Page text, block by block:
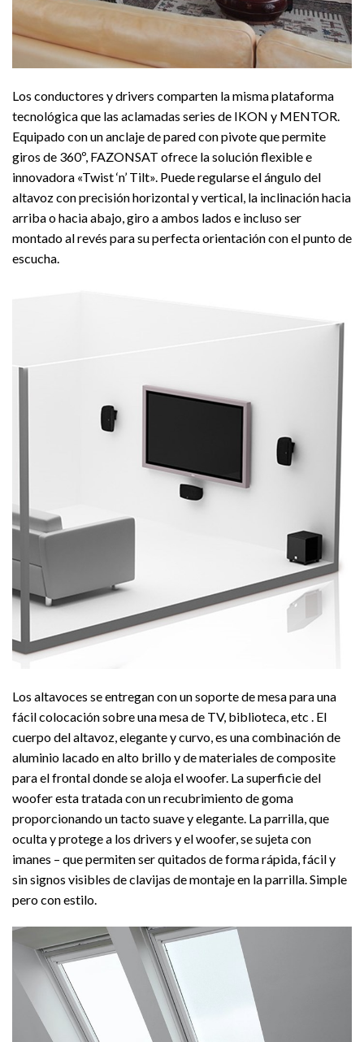
Los conductores y drivers comparten la misma plataforma
tecnológica que las aclamadas series de IKON y MENTOR.
Equipado con un anclaje de pared con pivote que permite
giros de 360º, FAZONSAT ofrece la solución flexible e
innovadora «Twist ‘n’ Tilt». Puede regularse el ángulo del
altavoz con precisión horizontal y vertical, la inclinación hacia
arriba o hacia abajo, giro a ambos lados e incluso ser
montado al revés para su perfecta orientación con el punto de
escucha.
Los altavoces se entregan con un soporte de mesa para una
fácil colocación sobre una mesa de TV, biblioteca, etc . El
cuerpo del altavoz, elegante y curvo, es una combinación de
aluminio lacado en alto brillo y de materiales de composite
para el frontal donde se aloja el woofer. La superficie del
woofer esta tratada con un recubrimiento de goma
proporcionando un tacto suave y elegante. La parrilla, que
oculta y protege a los drivers y el woofer, se sujeta con
imanes – que permiten ser quitados de forma rápida, fácil y
sin signos visibles de clavijas de montaje en la parrilla. Simple
pero con estilo.